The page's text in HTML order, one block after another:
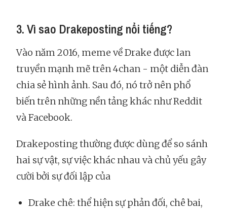
3. Vì sao Drakeposting nổi tiếng?
Vào năm 2016, meme về Drake được lan
truyền mạnh mẽ trên 4chan - một diễn đàn
chia sẻ hình ảnh. Sau đó, nó trở nên phổ
biến trên những nền tảng khác như Reddit
và Facebook.
Drakeposting thường được dùng để so sánh
hai sự vật, sự việc khác nhau và chủ yếu gây
cười bởi sự đối lập của
Drake chê: thể hiện sự phản đối, chê bai,